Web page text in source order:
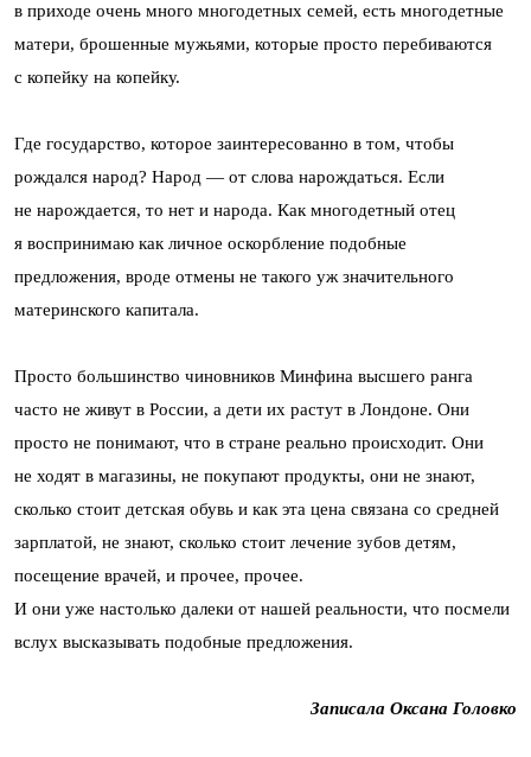
в приходе очень много многодетных семей, есть многодетные
матери, брошенные мужьями, которые просто перебиваются
с копейку на копейку.
Где государство, которое заинтересованно в том, чтобы
рождался народ? Народ — от слова нарождаться. Если
не нарождается, то нет и народа. Как многодетный отец
я воспринимаю как личное оскорбление подобные
предложения, вроде отмены не такого уж значительного
материнского капитала.
Просто большинство чиновников Минфина высшего ранга
часто не живут в России, а дети их растут в Лондоне. Они
просто не понимают, что в стране реально происходит. Они
не ходят в магазины, не покупают продукты, они не знают,
сколько стоит детская обувь и как эта цена связана со средней
зарплатой, не знают, сколько стоит лечение зубов детям,
посещение врачей, и прочее, прочее.
И они уже настолько далеки от нашей реальности, что посмели
вслух высказывать подобные предложения.
Записала Оксана Головко